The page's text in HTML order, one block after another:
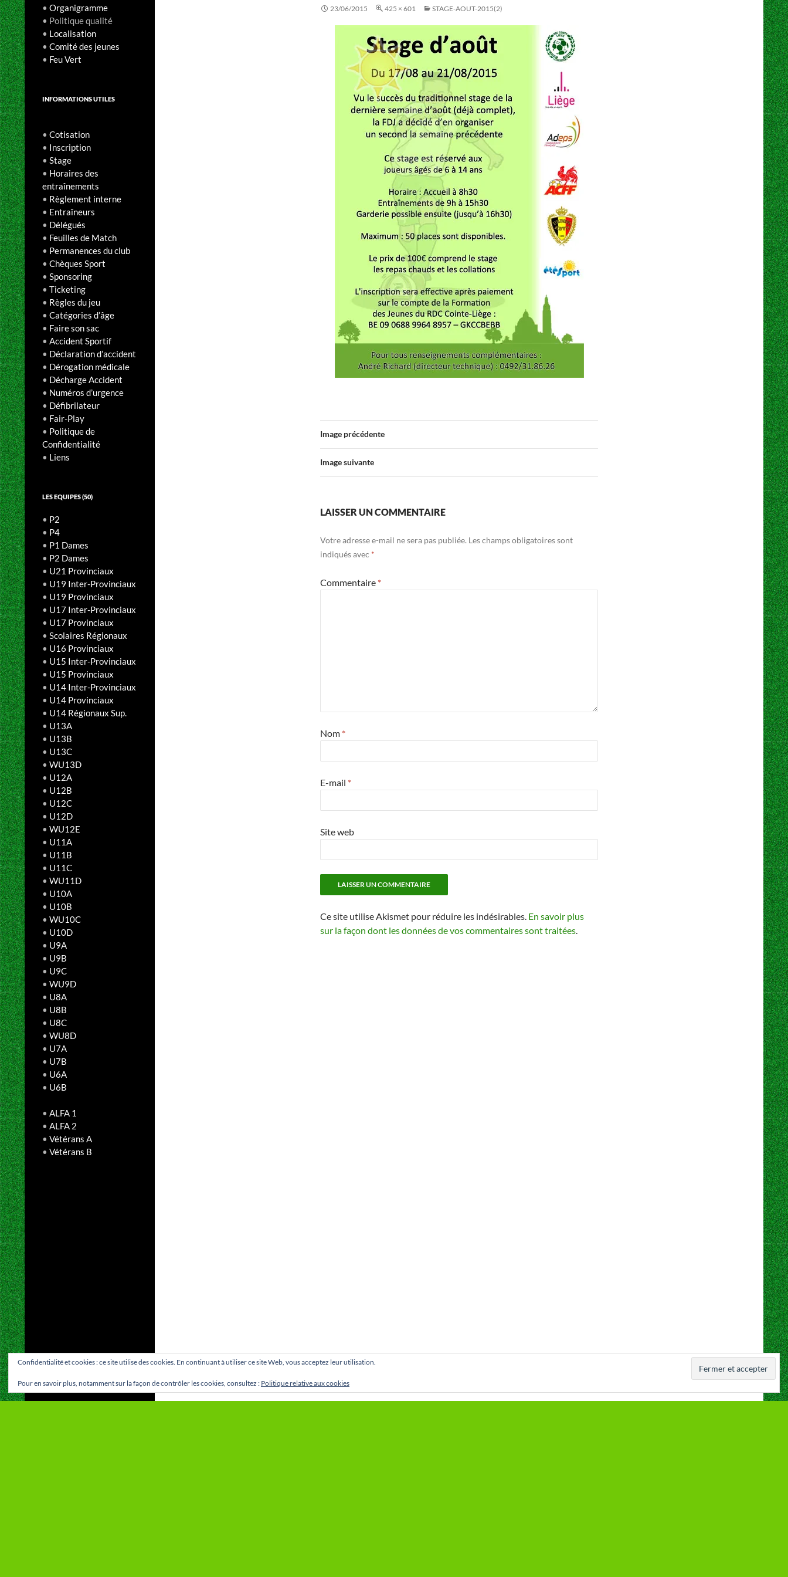
23/06/2015 425 × 601 STAGE-AOUT-2015(2)
Image précédente
Image suivante
LAISSER UN COMMENTAIRE
Votre adresse e-mail ne sera pas publiée. Les champs obligatoires sont
indiqués avec *
Commentaire *
Nom *
E-mail *
Site web
Ce site utilise Akismet pour réduire les indésirables. En savoir plus
sur la façon dont les données de vos commentaires sont traitées.
• Organigramme
• Politique qualité
• Localisation
• Comité des jeunes
• Feu Vert
INFORMATIONS UTILES
• Cotisation
• Inscription
• Stage
• Horaires des
entraînements
• Règlement interne
• Entraîneurs
• Délégués
• Feuilles de Match
• Permanences du club
• Chèques Sport
• Sponsoring
• Ticketing
• Règles du jeu
• Catégories d’âge
• Faire son sac
• Accident Sportif
• Déclaration d’accident
• Dérogation médicale
• Décharge Accident
• Numéros d’urgence
• Défibrilateur
• Fair-Play
• Politique de
Confidentialité
• Liens
LES EQUIPES (50)
• P2
• P4
• P1 Dames
• P2 Dames
• U21 Provinciaux
• U19 Inter-Provinciaux
• U19 Provinciaux
• U17 Inter-Provinciaux
• U17 Provinciaux
• Scolaires Régionaux
• U16 Provinciaux
• U15 Inter-Provinciaux
• U15 Provinciaux
• U14 Inter-Provinciaux
• U14 Provinciaux
• U14 Régionaux Sup.
• U13A
• U13B
• U13C
• WU13D
• U12A
• U12B
• U12C
• U12D
• WU12E
• U11A
• U11B
• U11C
• WU11D
• U10A
• U10B
• WU10C
• U10D
• U9A
• U9B
• U9C
• WU9D
• U8A
• U8B
• U8C
• WU8D
• U7A
• U7B
• U6A
• U6B
• ALFA 1
• ALFA 2
• Vétérans A
• Vétérans B
Confidentialité et cookies : ce site utilise des cookies. En continuant à utiliser ce site Web, vous acceptez leur utilisation.
Pour en savoir plus, notamment sur la façon de contrôler les cookies, consultez : Politique relative aux cookies